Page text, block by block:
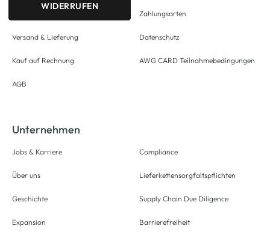
WIDERRUFEN
Versand & Lieferung
Kauf auf Rechnung
AGB
Zahlungsarten
Datenschutz
AWG CARD Teilnahmebedingungen
Unternehmen
Jobs & Karriere
Über uns
Geschichte
Expansion
Compliance
Lieferkettensorgfaltspflichten
Supply Chain Due Diligence
Barrierefreiheit